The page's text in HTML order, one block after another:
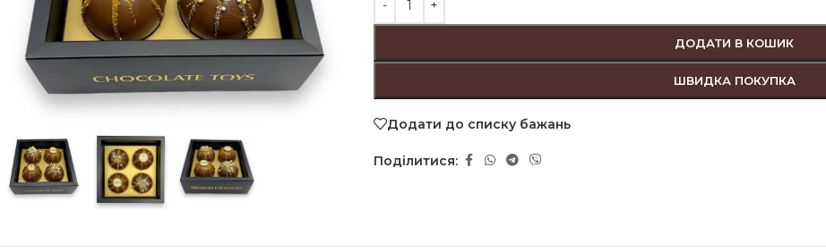
ДОДАТИ В КОШИК
ШВИДКА ПОКУПКА
Додати до списку бажань
Поділитися: